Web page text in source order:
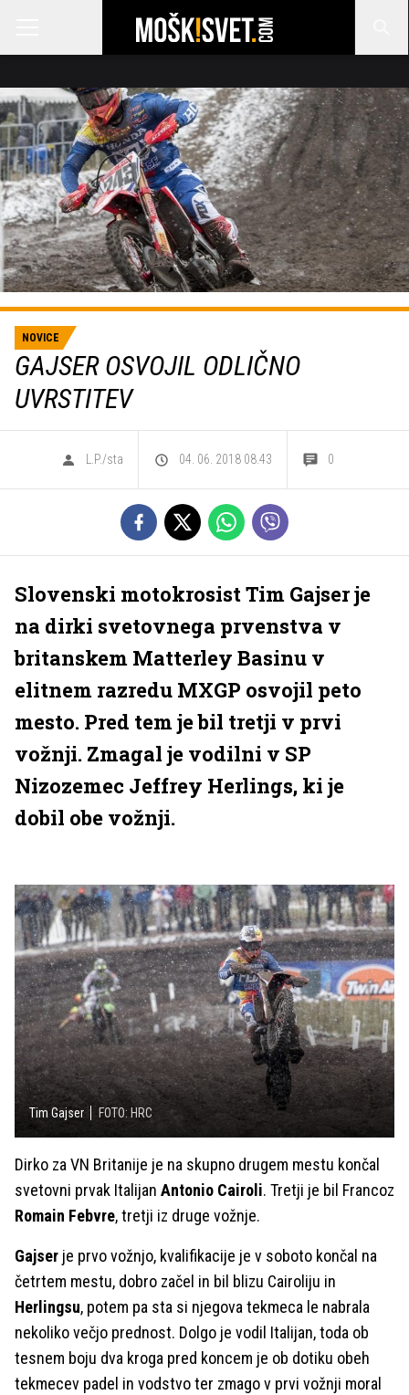
NOVICE
GAJSER OSVOJIL ODLIČNO
UVRSTITEV
L.P./sta 04. 06. 2018 08.43 0
Slovenski motokrosist Tim Gajser je
na dirki svetovnega prvenstva v
britanskem Matterley Basinu v
elitnem razredu MXGP osvojil peto
mesto. Pred tem je bil tretji v prvi
vožnji. Zmagal je vodilni v SP
Nizozemec Jeffrey Herlings, ki je
dobil obe vožnji.
Tim Gajser FOTO: HRC
Dirko za VN Britanije je na skupno drugem mestu končal
svetovni prvak Italijan Antonio Cairoli. Tretji je bil Francoz
Romain Febvre, tretji iz druge vožnje.
Gajser je prvo vožnjo, kvalifikacije je v soboto končal na
četrtem mestu, dobro začel in bil blizu Cairoliju in
Herlingsu, potem pa sta si njegova tekmeca le nabrala
nekoliko večjo prednost. Dolgo je vodil Italijan, toda ob
tesnem boju dva kroga pred koncem je ob dotiku obeh
tekmecev padel in vodstvo ter zmago v prvi vožnji moral